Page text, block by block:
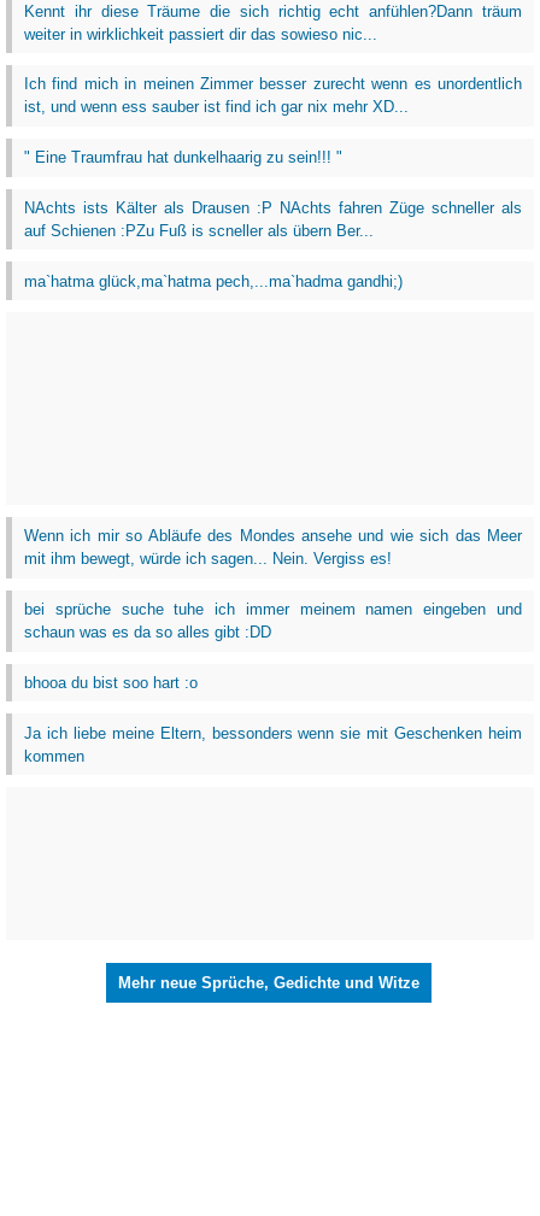
Kennt ihr diese Träume die sich richtig echt anfühlen?Dann träum
weiter in wirklichkeit passiert dir das sowieso nic...
Ich find mich in meinen Zimmer besser zurecht wenn es unordentlich
ist, und wenn ess sauber ist find ich gar nix mehr XD...
" Eine Traumfrau hat dunkelhaarig zu sein!!! "
NAchts ists Kälter als Drausen :P NAchts fahren Züge schneller als
auf Schienen :PZu Fuß is scneller als übern Ber...
ma`hatma glück,ma`hatma pech,...ma`hadma gandhi;)
Wenn ich mir so Abläufe des Mondes ansehe und wie sich das Meer
mit ihm bewegt, würde ich sagen... Nein. Vergiss es!
bei sprüche suche tuhe ich immer meinem namen eingeben und
schaun was es da so alles gibt :DD
bhooa du bist soo hart :o
Ja ich liebe meine Eltern, bessonders wenn sie mit Geschenken heim
kommen
Mehr neue Sprüche, Gedichte und Witze